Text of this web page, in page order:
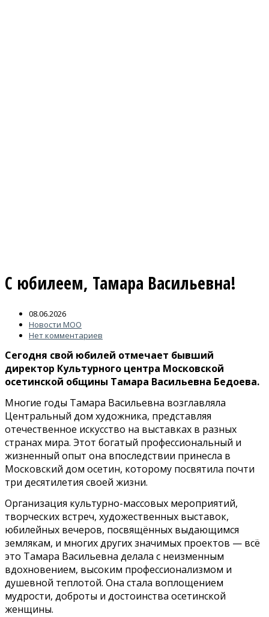
С юбилеем, Тамара Васильевна!
08.06.2026
Новости МОО
Нет комментариев
Сегодня свой юбилей отмечает бывший
директор Культурного центра Московской
осетинской общины Тамара Васильевна Бедоева.
Многие годы Тамара Васильевна возглавляла
Центральный дом художника, представляя
отечественное искусство на выставках в разных
странах мира. Этот богатый профессиональный и
жизненный опыт она впоследствии принесла в
Московский дом осетин, которому посвятила почти
три десятилетия своей жизни.
Организация культурно-массовых мероприятий,
творческих встреч, художественных выставок,
юбилейных вечеров, посвящённых выдающимся
землякам, и многих других значимых проектов — всё
это Тамара Васильевна делала с неизменным
вдохновением, высоким профессионализмом и
душевной теплотой. Она стала воплощением
мудрости, доброты и достоинства осетинской
женщины.